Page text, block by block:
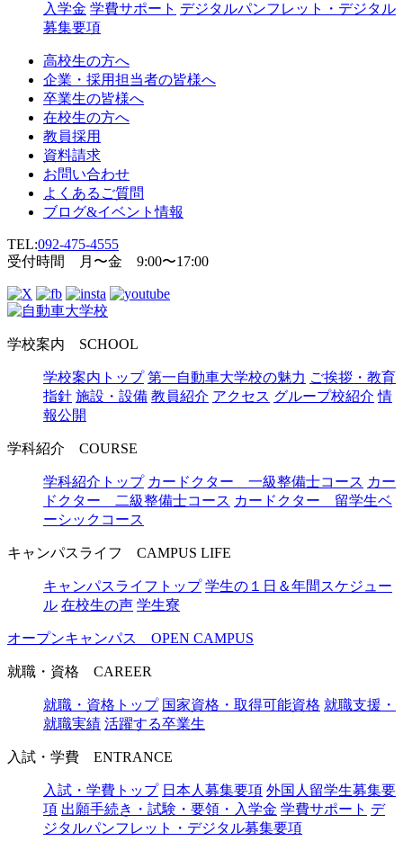
入学金 学費サポート デジタルパンフレット・デジタル
募集要項
高校生の方へ
企業・採用担当者の皆様へ
卒業生の皆様へ
在校生の方へ
教員採用
資料請求
お問い合わせ
よくあるご質問
ブログ&イベント情報
TEL:092-475-4555
受付時間 月〜金 9:00〜17:00
学校案内 SCHOOL
学校案内トップ 第一自動車大学校の魅力 ご挨拶・教育
指針 施設・設備 教員紹介 アクセス グループ校紹介 情
報公開
学科紹介 COURSE
学科紹介トップ カードクター 一級整備士コース カー
ドクター 二級整備士コース カードクター 留学生ベ
ーシックコース
キャンパスライフ CAMPUS LIFE
キャンパスライフトップ 学生の１日＆年間スケジュー
ル 在校生の声 学生寮
オープンキャンパス OPEN CAMPUS
就職・資格 CAREER
就職・資格トップ 国家資格・取得可能資格 就職支援・
就職実績 活躍する卒業生
入試・学費 ENTRANCE
入試・学費トップ 日本人募集要項 外国人留学生募集要
項 出願手続き・試験・要領・入学金 学費サポート デ
ジタルパンフレット・デジタル募集要項